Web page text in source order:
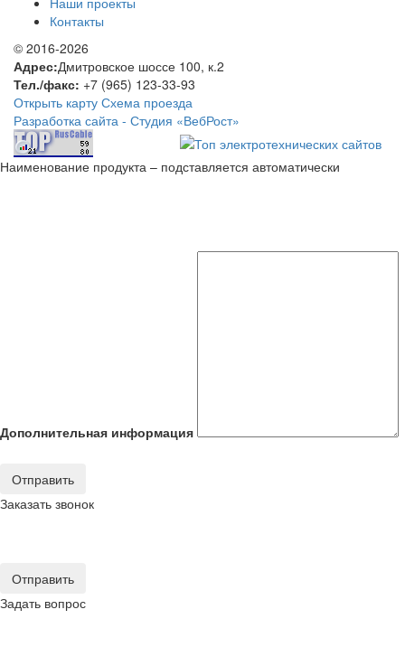
Контакты
© 2016-2026
Адрес:Дмитровское шоссе 100, к.2
Тел./факс: +7 (965) 123-33-93
Открыть карту Схема проезда
Разработка сайта - Студия «ВебРост»
Наименование продукта – подставляется автоматически
Дополнительная информация
Отправить
Заказать звонок
Отправить
Задать вопрос